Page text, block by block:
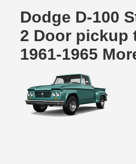
Dodge D-100
2 Door pickup
1961-1965